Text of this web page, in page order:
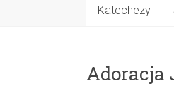
Wspólnota
Świętym
Katechezy
Adoracja